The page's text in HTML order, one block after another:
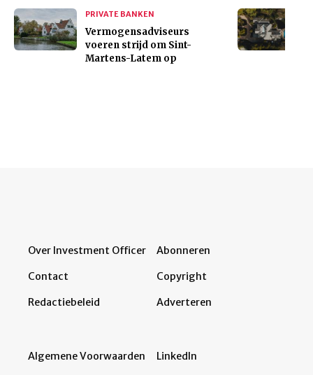
PRIVATE BANKEN
Vermogensadviseurs
voeren strijd om Sint-
Martens-Latem op
Over Investment Officer
Contact
Redactiebeleid
Abonneren
Copyright
Adverteren
Algemene Voorwaarden LinkedIn